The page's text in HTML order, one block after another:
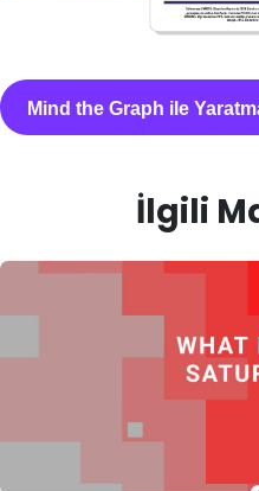
Mind the Graph ile
İlgili